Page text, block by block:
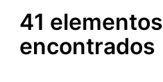
41 elementos
encontrados